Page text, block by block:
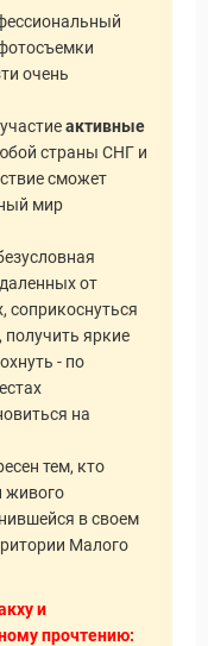
очень
активные
страны СНГ и
сможет
мир
от
соприкоснуться
получить яркие
- по
на
тем, кто
живого
в своем
Малого
и
прочтению: